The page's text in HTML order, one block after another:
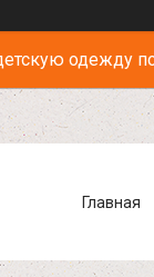
одежду
Главная